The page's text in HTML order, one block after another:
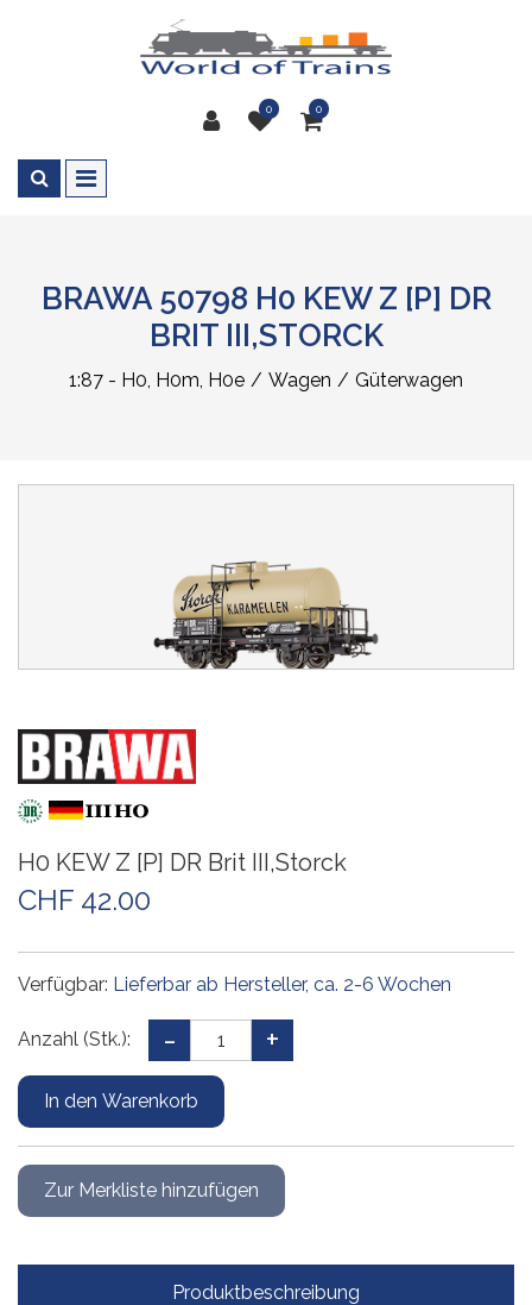
0 0
BRAWA 50798 H0 KEW Z [P] DR
BRIT III,STORCK
1:87 - H0, H0m, H0e Wagen Güterwagen
H0 KEW Z [P] DR Brit III,Storck
CHF 42.00
Verfügbar: Lieferbar ab Hersteller, ca. 2-6 Wochen
Anzahl (Stk.):
Produktbeschreibung